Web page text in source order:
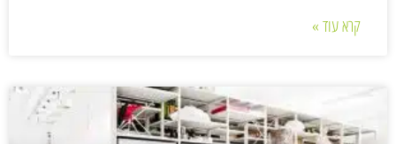
קרא עוד »